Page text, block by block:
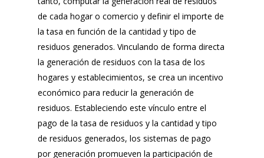
de cada hogar o comercio y definir el importe de
la tasa en función de la cantidad y tipo de
residuos generados. Vinculando de forma directa
la generación de residuos con la tasa de los
hogares y establecimientos, se crea un incentivo
económico para reducir la generación de
residuos. Estableciendo este vínculo entre el
pago de la tasa de residuos y la cantidad y tipo
de residuos generados, los sistemas de pago
por generación promueven la participación de